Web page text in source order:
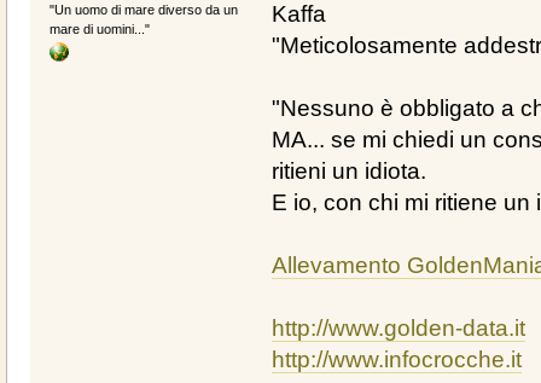
"Un uomo di mare diverso da un
mare di uomini..."
Kaffa
"Meticolosamente
"Nessuno è obbligato a
MA... se mi chiedi un
ritieni un idiota.
E io, con chi mi ritiene
Allevamento
http://www.golden-data.it
http://www.infocrocche.it